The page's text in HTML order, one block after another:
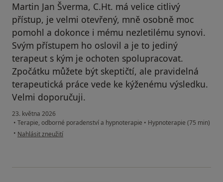
Martin Jan Šverma, C.Ht. má velice citlivý
přístup, je velmi otevřený, mně osobně moc
pomohl a dokonce i mému nezletilému synovi.
Svým přístupem ho oslovil a je to jediný
terapeut s kým je ochoten spolupracovat.
Zpočátku můžete být skeptičtí, ale pravidelná
terapeutická práce vede ke kýženému výsledku.
Velmi doporučuji.
23. května 2026
• Terapie, odborné poradenství a hypnoterapie • Hypnoterapie (75 min)
• podle názoru uživatele K.Š.
Nahlásit zneužití